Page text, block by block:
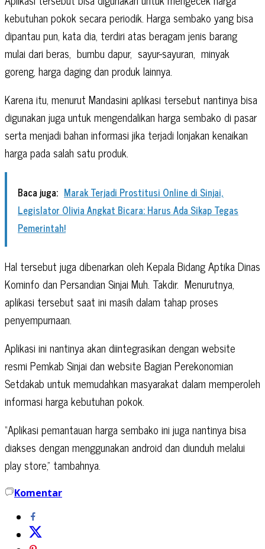
kebutuhan pokok secara periodik. Harga sembako yang bisa
dipantau pun, kata dia, terdiri atas beragam jenis barang
mulai dari beras, bumbu dapur, sayur-sayuran, minyak
goreng, harga daging dan produk lainnya.
Karena itu, menurut Mandasini aplikasi tersebut nantinya bisa
digunakan juga untuk mengendalikan harga sembako di pasar
serta menjadi bahan informasi jika terjadi lonjakan kenaikan
harga pada salah satu produk.
Baca juga: Marak Terjadi Prostitusi Online di Sinjai,
Legislator Olivia Angkat Bicara: Harus Ada Sikap Tegas
Pemerintah!
Hal tersebut juga dibenarkan oleh Kepala Bidang Aptika Dinas
Kominfo dan Persandian Sinjai Muh. Takdir. Menurutnya,
aplikasi tersebut saat ini masih dalam tahap proses
penyempurnaan.
Aplikasi ini nantinya akan diintegrasikan dengan website
resmi Pemkab Sinjai dan website Bagian Perekonomian
Setdakab untuk memudahkan masyarakat dalam memperoleh
informasi harga kebutuhan pokok.
“Aplikasi pemantauan harga sembako ini juga nantinya bisa
diakses dengan menggunakan android dan diunduh melalui
play store,” tambahnya.
Komentar